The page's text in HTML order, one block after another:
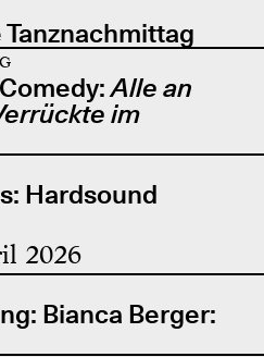
Alle an
im
Hardsound
2026
Bianca Berger: